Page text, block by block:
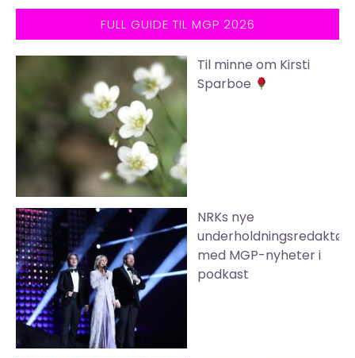
FULL GUIDE TIL MGP 2026
Til minne om Kirsti
Sparboe
NRKs nye
underholdningsredaktør
med MGP-nyheter i
podkast